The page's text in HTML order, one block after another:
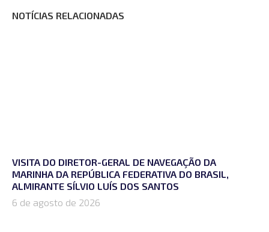
NOTÍCIAS RELACIONADAS
VISITA DO DIRETOR-GERAL DE NAVEGAÇÃO DA
MARINHA DA REPÚBLICA FEDERATIVA DO BRASIL,
ALMIRANTE SÍLVIO LUÍS DOS SANTOS
6 de agosto de 2026